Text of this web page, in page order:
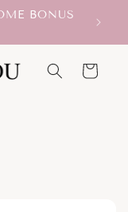
BONUS
Carrello